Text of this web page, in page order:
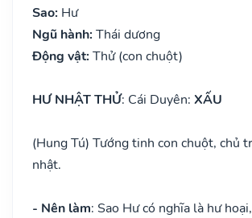
Sao: Hư
Ngũ hành: Thái dương
Động vật: Thử (con chuột)
HƯ NHẬT THỬ: Cái Duyên: XẤU
(Hung Tú) Tướng tinh con chuột, chủ
nhật.
- Nên làm: Sao Hư có nghĩa là hư